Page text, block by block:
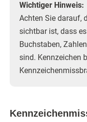
Wichtiger Hinweis:
Achten Sie darauf,
sichtbar ist, dass es
Buchstaben,
sind. Kennzeichen